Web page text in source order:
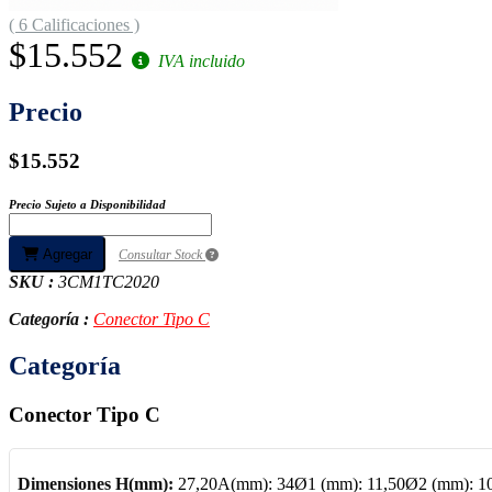
( 6 Calificaciones )
$15.552 IVA incluido
Precio
$15.552
Precio Sujeto a Disponibilidad
Agregar Consultar Stock
SKU : 3CM1TC2020
Categoría : Conector Tipo C
Categoría
Conector Tipo C
Dimensiones H(mm): 27,20A(mm): 34Ø1 (mm): 11,50Ø2 (mm):